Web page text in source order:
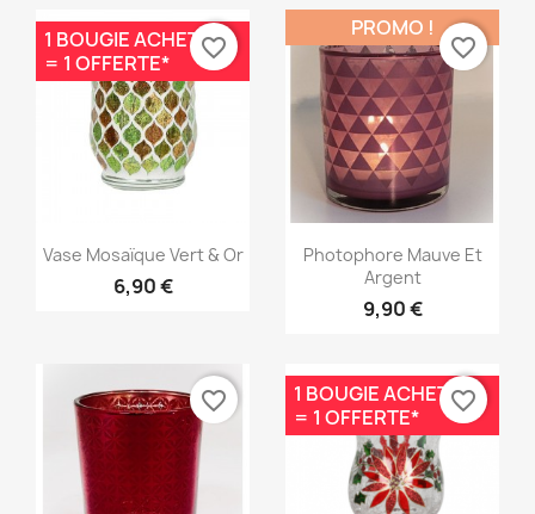
Aperçu rapide
Vase Mosaïque Vert & Or
6,90 €
1 BOUGIE ACHETÉE
= 1 OFFERTE*
favorite_border
Aperçu rapide
Photophore Mauve Et
Argent
9,90 €
PROMO !
favorite_border
favorite_border
1 BOUGIE ACHETÉE
= 1 OFFERTE*
favorite_border